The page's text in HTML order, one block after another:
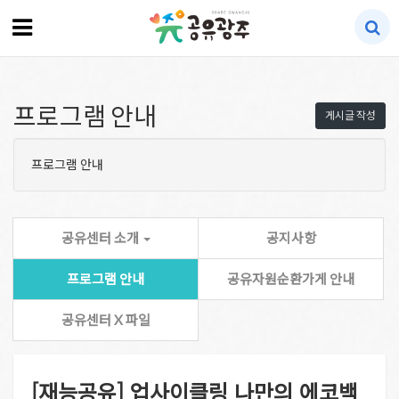
게시글 작성
프로그램 안내
프로그램 안내
공유센터 소개 공지사항
프로그램 안내 공유자원순환가게 안내
공유센터 X 파일
[재능공유] 업사이클링 나만의 에코백